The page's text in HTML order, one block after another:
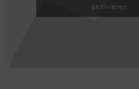
aktivieren